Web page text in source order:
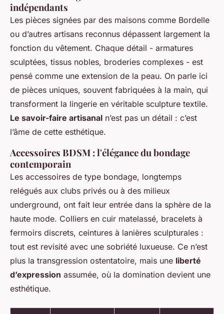
indépendants
Les pièces signées par des maisons comme Bordelle
ou d’autres artisans reconnus dépassent largement la
fonction du vêtement. Chaque détail - armatures
sculptées, tissus nobles, broderies complexes - est
pensé comme une extension de la peau. On parle ici
de pièces uniques, souvent fabriquées à la main, qui
transforment la lingerie en véritable sculpture textile.
Le savoir-faire artisanal n’est pas un détail : c’est
l’âme de cette esthétique.
Accessoires BDSM : l'élégance du bondage
contemporain
Les accessoires de type bondage, longtemps
relégués aux clubs privés ou à des milieux
underground, ont fait leur entrée dans la sphère de la
haute mode. Colliers en cuir matelassé, bracelets à
fermoirs discrets, ceintures à lanières sculpturales :
tout est revisité avec une sobriété luxueuse. Ce n’est
plus la transgression ostentatoire, mais une liberté
d’expression assumée, où la domination devient une
esthétique.